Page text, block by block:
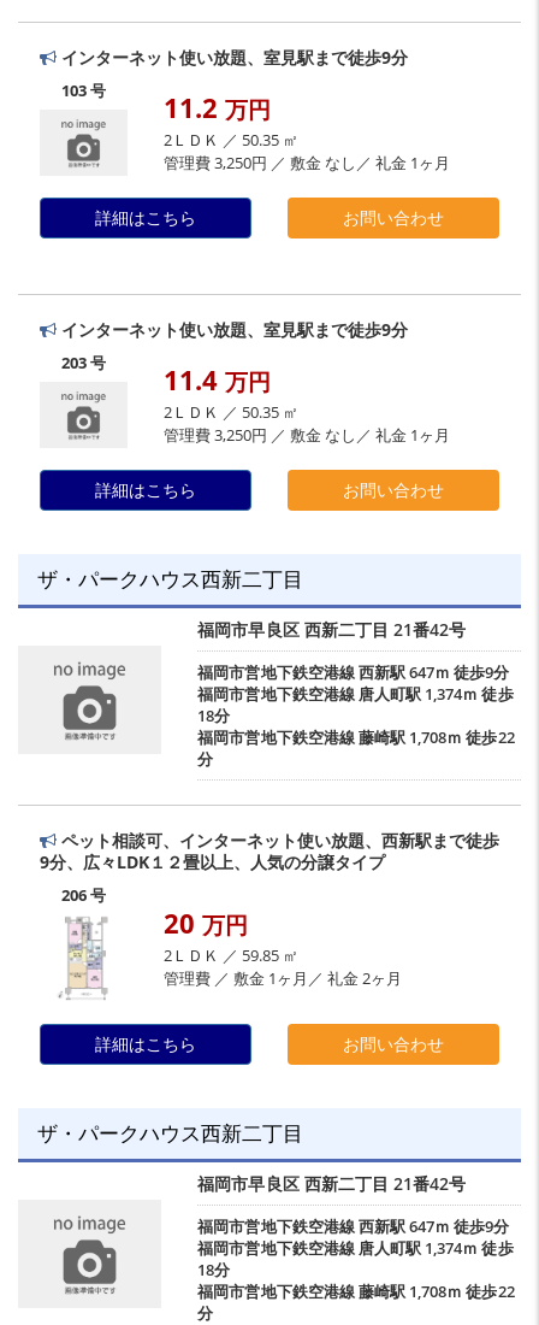
インターネット使い放題、室見駅まで徒歩9分
103 号 11.2 万円
2ＬＤＫ ／ 50.35 ㎡
管理費 3,250円 ／ 敷金 なし／ 礼金 1ヶ月
詳細はこちら お問い合わせ
インターネット使い放題、室見駅まで徒歩9分
203 号 11.4 万円
2ＬＤＫ ／ 50.35 ㎡
管理費 3,250円 ／ 敷金 なし／ 礼金 1ヶ月
詳細はこちら お問い合わせ
ザ・パークハウス西新二丁目
福岡市早良区 西新二丁目 21番42号
福岡市営地下鉄空港線西新駅647ｍ 徒歩9分
福岡市営地下鉄空港線 唐人町駅 1,374ｍ 徒歩
18分
福岡市営地下鉄空港線藤崎駅 1,708ｍ 徒歩22
分
ペット相談可、インターネット使い放題、西新駅まで徒歩
9分、広々LDK１２畳以上、人気の分譲タイプ
206 号
20 万円
2ＬＤＫ ／ 59.85 ㎡
管理費 ／ 敷金 1ヶ月／ 礼金 2ヶ月
詳細はこちら お問い合わせ
ザ・パークハウス西新二丁目
福岡市早良区 西新二丁目 21番42号
福岡市営地下鉄空港線西新駅647ｍ 徒歩9分
福岡市営地下鉄空港線 唐人町駅 1,374ｍ 徒歩
18分
福岡市営地下鉄空港線藤崎駅 1,708ｍ 徒歩22
分